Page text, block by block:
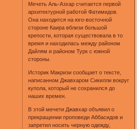
Мечеть Аль-Азхар считается первой
архитектурной работой Фатимидов.
Она находится на юго-восточной
стороне Каира вблизи большой
крепости, которая существовала в то
время и находилась между районом
Дайлям и районом Турк с южной
стороны.
Историк Макризи сообщает о тексте,
написанном Джавхаром Сикилли вокруг
купола, который не сохранился до
наших времен.
В этой мечети Джавхар объявил о
прекращении проповеди Аббасидов и
запретил носить черную одежду,